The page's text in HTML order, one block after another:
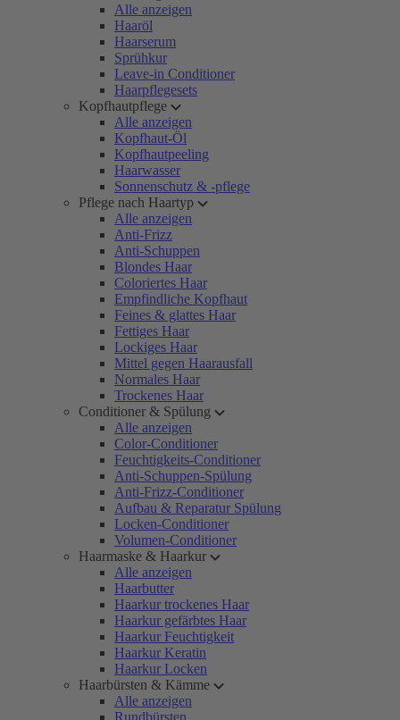
Alle anzeigen
Haaröl
Haarserum
Sprühkur
Leave-in Conditioner
Haarpflegesets
Kopfhautpflege
Alle anzeigen
Kopfhaut-Öl
Kopfhautpeeling
Haarwasser
Sonnenschutz & -pflege
Pflege nach Haartyp
Alle anzeigen
Anti-Frizz
Anti-Schuppen
Blondes Haar
Coloriertes Haar
Empfindliche Kopfhaut
Feines & glattes Haar
Fettiges Haar
Lockiges Haar
Mittel gegen Haarausfall
Normales Haar
Trockenes Haar
Conditioner & Spülung
Alle anzeigen
Color-Conditioner
Feuchtigkeits-Conditioner
Anti-Schuppen-Spülung
Anti-Frizz-Conditioner
Aufbau & Reparatur Spülung
Locken-Conditioner
Volumen-Conditioner
Haarmaske & Haarkur
Alle anzeigen
Haarbutter
Haarkur trockenes Haar
Haarkur gefärbtes Haar
Haarkur Feuchtigkeit
Haarkur Keratin
Haarkur Locken
Haarbürsten & Kämme
Alle anzeigen
Rundbürsten